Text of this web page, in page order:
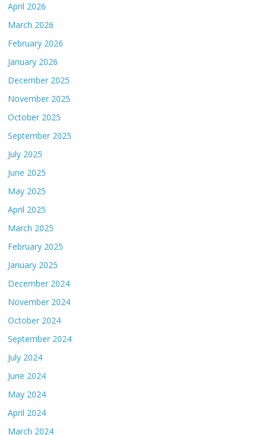
April 2026
March 2026
February 2026
January 2026
December 2025
November 2025
October 2025
September 2025
July 2025
June 2025
May 2025
April 2025
March 2025
February 2025
January 2025
December 2024
November 2024
October 2024
September 2024
July 2024
June 2024
May 2024
April 2024
March 2024